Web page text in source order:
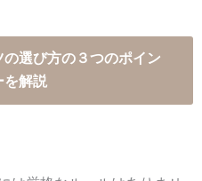
選び方の３つのポイン
を解説